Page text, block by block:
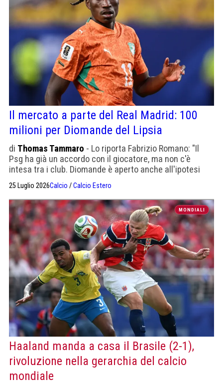
Il mercato a parte del Real Madrid: 100
milioni per Diomande del Lipsia
di Thomas Tammaro - Lo riporta Fabrizio Romano: "Il
Psg ha già un accordo con il giocatore, ma non c'è
intesa tra i club. Diomande è aperto anche all'ipotesi
Real". Lo immaginate con Vini e Mbappè?
25 Luglio 2026Calcio /Calcio Estero
MONDIALI
Haaland manda a casa il Brasile (2-1),
rivoluzione nella gerarchia del calcio
mondiale